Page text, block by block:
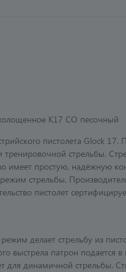
К17 СО песочный
пистолета Glock 17.
тренировочной стрельбы.
имеет простую, надёжную
стрельбы.
пистолет
делает стрельбу из
выстрела патрон подается
для динамичной стрельбы.